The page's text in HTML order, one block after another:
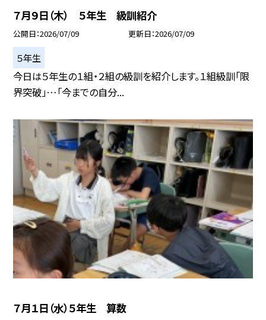
７月９日（木） ５年生 級訓紹介
公開日 2026/07/09 更新日 2026/07/09
５年生
今日は５年生の１組・２組の級訓を紹介します。１組級訓「限
界突破」…「今までの自分...
７月１日（水）５年生 算数